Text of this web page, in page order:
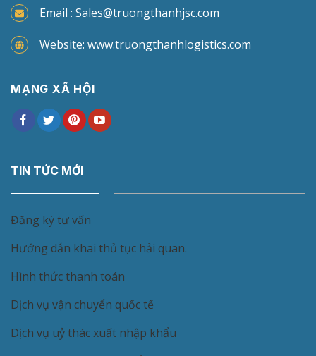
Email : Sales@truongthanhjsc.com
Website: www.truongthanhlogistics.com
MẠNG XÃ HỘI
TIN TỨC MỚI
Đăng ký tư vấn
Hướng dẫn khai thủ tục hải quan.
Hình thức thanh toán
Dịch vụ vận chuyển quốc tế
Dịch vụ uỷ thác xuất nhập khẩu